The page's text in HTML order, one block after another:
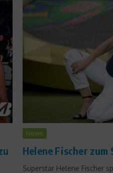
News
Helene Fischer
Superstar Helene Fischer